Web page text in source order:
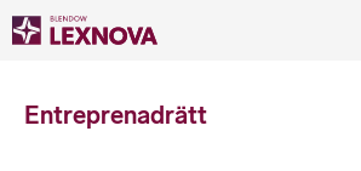
Entreprenadrätt